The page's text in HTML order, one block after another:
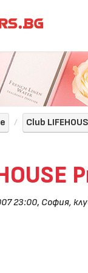
Club
23:00, София,